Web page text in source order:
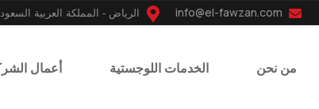
الرياض - المملكة العربية
من نحن الخدمات اللوجستية أعمال